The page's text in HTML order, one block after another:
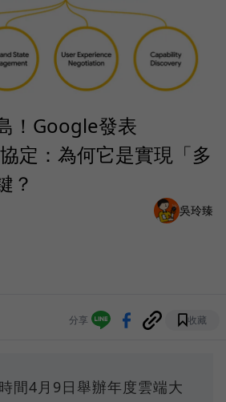
！Google發表
定：為何它是實現「多
？
吳玲臻
分享 收藏
間4月9日舉辦年度雲端大